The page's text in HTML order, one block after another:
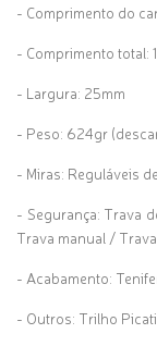
- Comprimento do
- Comprimento total:
- Largura: 25mm
- Peso: 624gr
- Miras: Reguláveis
- Segurança: Trava
Trava manual /
- Acabamento:
- Outros: Trilho